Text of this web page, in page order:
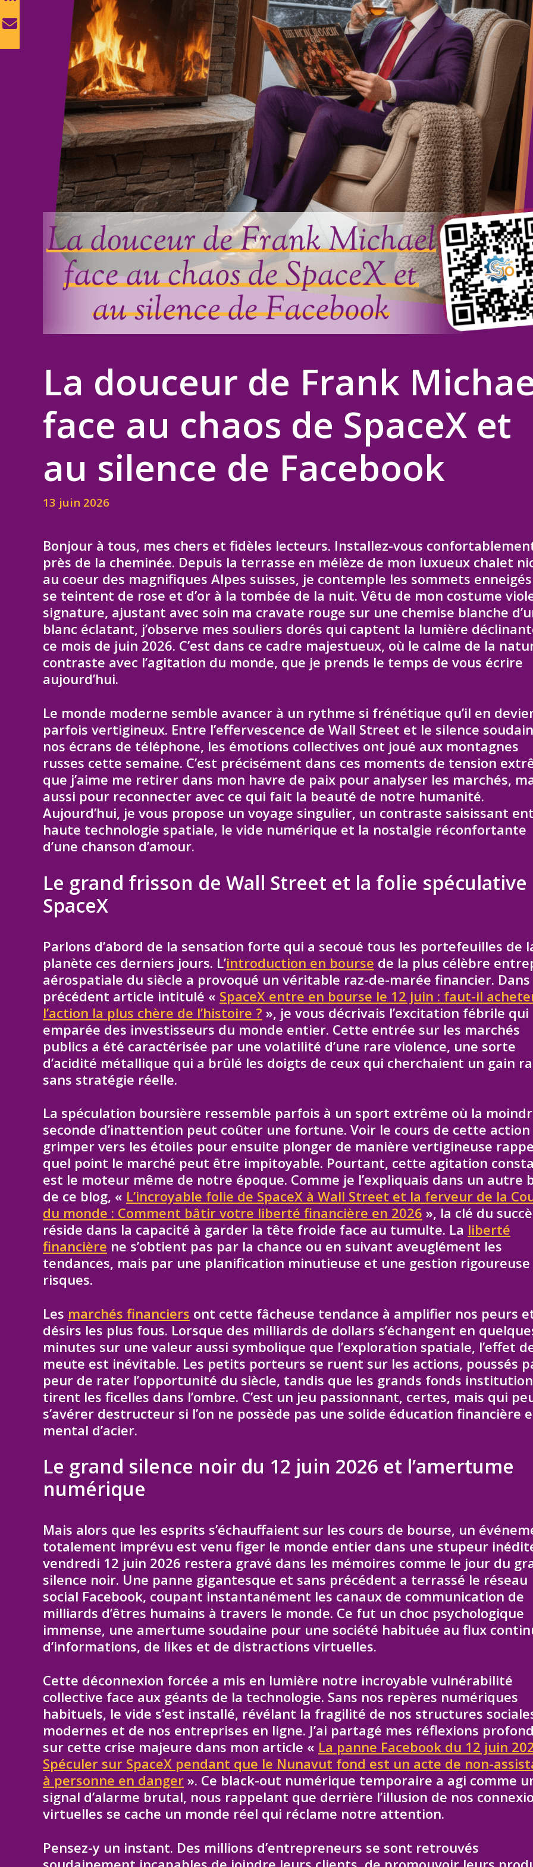
La douceur de Frank
face au chaos de SpaceX et
au silence de Facebook
13 juin 2026
Bonjour à tous, mes chers et fidèles lecteurs. Installez-vous
près de la cheminée. Depuis la terrasse en mélèze de mon luxueux chalet
au coeur des magnifiques Alpes suisses, je contemple les sommets
se teintent de rose et d’or à la tombée de la nuit. Vêtu de mon costume
signature, ajustant avec soin ma cravate rouge sur une chemise blanche
blanc éclatant, j’observe mes souliers dorés qui captent la lumière
ce mois de juin 2026. C’est dans ce cadre majestueux, où le calme de la
contraste avec l’agitation du monde, que je prends le temps de vous écrire
aujourd’hui.
Le monde moderne semble avancer à un rythme si frénétique qu’il en
parfois vertigineux. Entre l’effervescence de Wall Street et le silence
nos écrans de téléphone, les émotions collectives ont joué aux montagnes
russes cette semaine. C’est précisément dans ces moments de tension
que j’aime me retirer dans mon havre de paix pour analyser les marchés,
aussi pour reconnecter avec ce qui fait la beauté de notre humanité.
Aujourd’hui, je vous propose un voyage singulier, un contraste saisissant
haute technologie spatiale, le vide numérique et la nostalgie réconfortante
d’une chanson d’amour.
Le grand frisson de Wall Street et la folie spéculative
SpaceX
Parlons d’abord de la sensation forte qui a secoué tous les portefeuilles de
planète ces derniers jours. L’introduction en bourse de la plus célèbre
aérospatiale du siècle a provoqué un véritable raz-de-marée financier.
précédent article intitulé « SpaceX entre en bourse le 12 juin : faut-il
l’action la plus chère de l’histoire ? », je vous décrivais l’excitation fébrile qui
emparée des investisseurs du monde entier. Cette entrée sur les marchés
publics a été caractérisée par une volatilité d’une rare violence, une sorte
d’acidité métallique qui a brûlé les doigts de ceux qui cherchaient un gain
sans stratégie réelle.
La spéculation boursière ressemble parfois à un sport extrême où la
seconde d’inattention peut coûter une fortune. Voir le cours de cette action
grimper vers les étoiles pour ensuite plonger de manière vertigineuse
quel point le marché peut être impitoyable. Pourtant, cette agitation
est le moteur même de notre époque. Comme je l’expliquais dans un autre
de ce blog, « L’incroyable folie de SpaceX à Wall Street et la ferveur de la
du monde : Comment bâtir votre liberté financière en 2026 », la clé du
réside dans la capacité à garder la tête froide face au tumulte. La liberté
financière ne s’obtient pas par la chance ou en suivant aveuglément les
tendances, mais par une planification minutieuse et une gestion rigoureuse
risques.
Les marchés financiers ont cette fâcheuse tendance à amplifier nos peurs
désirs les plus fous. Lorsque des milliards de dollars s’échangent en
minutes sur une valeur aussi symbolique que l’exploration spatiale, l’effet
meute est inévitable. Les petits porteurs se ruent sur les actions, poussés
peur de rater l’opportunité du siècle, tandis que les grands fonds
tirent les ficelles dans l’ombre. C’est un jeu passionnant, certes, mais qui
s’avérer destructeur si l’on ne possède pas une solide éducation financière
mental d’acier.
Le grand silence noir du 12 juin 2026 et l’amertume
numérique
Mais alors que les esprits s’échauffaient sur les cours de bourse, un
totalement imprévu est venu figer le monde entier dans une stupeur
vendredi 12 juin 2026 restera gravé dans les mémoires comme le jour du
silence noir. Une panne gigantesque et sans précédent a terrassé le réseau
social Facebook, coupant instantanément les canaux de communication de
milliards d’êtres humains à travers le monde. Ce fut un choc psychologique
immense, une amertume soudaine pour une société habituée au flux
d’informations, de likes et de distractions virtuelles.
Cette déconnexion forcée a mis en lumière notre incroyable vulnérabilité
collective face aux géants de la technologie. Sans nos repères numériques
habituels, le vide s’est installé, révélant la fragilité de nos structures
modernes et de nos entreprises en ligne. J’ai partagé mes réflexions
sur cette crise majeure dans mon article « La panne Facebook du 12 juin
Spéculer sur SpaceX pendant que le Nunavut fond est un acte de non-
à personne en danger ». Ce black-out numérique temporaire a agi comme
signal d’alarme brutal, nous rappelant que derrière l’illusion de nos
virtuelles se cache un monde réel qui réclame notre attention.
Pensez-y un instant. Des millions d’entrepreneurs se sont retrouvés